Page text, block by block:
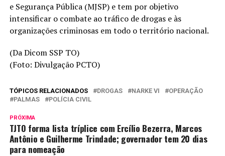
e Segurança Pública (MJSP) e tem por objetivo
intensificar o combate ao tráfico de drogas e às
organizações criminosas em todo o território nacional.
(Da Dicom SSP TO)
(Foto: Divulgação PCTO)
TÓPICOS RELACIONADOS DROGAS NARKE VI
OPERAÇÃO
PALMAS
POLÍCIA CIVIL
PRÓXIMA
TJTO forma lista tríplice com Ercílio Bezerra, Marcos
Antônio e Guilherme Trindade; governador tem 20 dias
para nomeação